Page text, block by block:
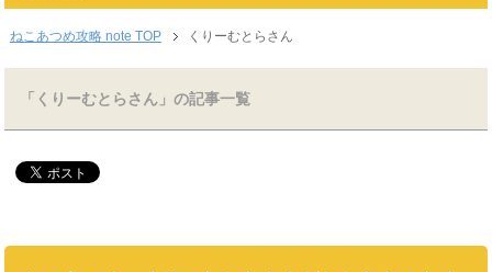
ねこあつめ攻略 note TOP くりーむとらさん
「くりーむとらさん」の記事一覧